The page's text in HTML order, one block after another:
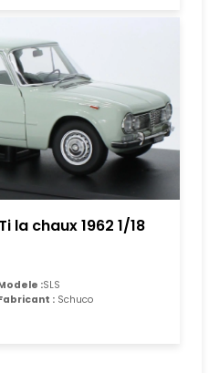
la chaux 1962 1/18
:SLS
: Schuco